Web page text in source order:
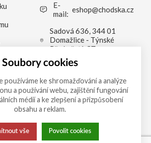
E-
mail: eshop@chodska.cz
Sadová 636, 344 01
Domažlice - Týnské
Předměstí, CZ
Soubory cookies
používáme ke shromažďování a analýze
a používání webu, zajištění fungování
médií a ke zlepšení a přizpůsobení
obsahu a reklam.
vše Povolit cookies